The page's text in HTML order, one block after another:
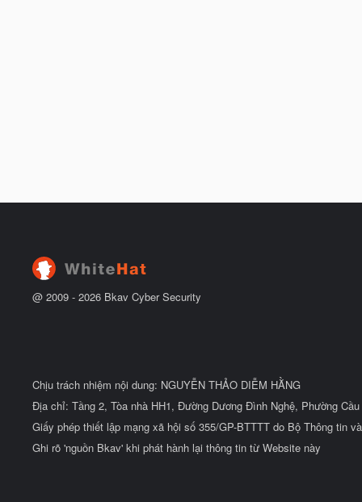
@ 2009 - 2026 Bkav Cyber Security
Chịu trách nhiệm nội dung: NGUYỄN THẢO DIỄM HẰNG
Địa chỉ: Tầng 2, Tòa nhà HH1, Đường Dương Đình Nghệ, Phường
Giấy phép thiết lập mạng xã hội số 355/GP-BTTTT do Bộ Thông tin
Ghi rõ 'nguồn Bkav' khi phát hành lại thông tin từ Website này